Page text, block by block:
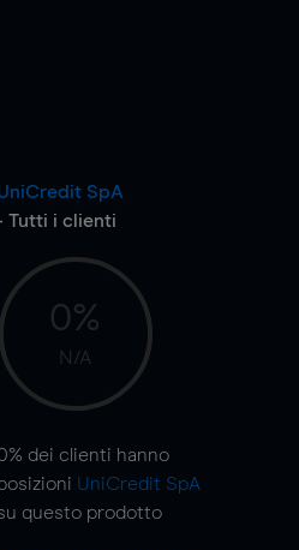
SpA
Tutti i clienti
0%
N/A
dei clienti hanno
UniCredit SpA
questo prodotto